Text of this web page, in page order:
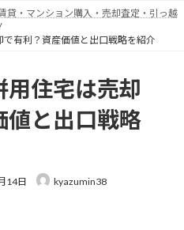
貸・マンション購入・売却査定・引っ越
有利？資産価値と出口戦略を紹介
住宅は売却
値と出口戦略
14日 kyazumin38